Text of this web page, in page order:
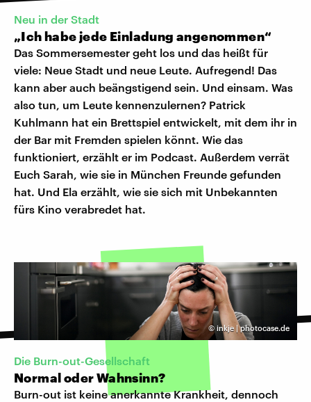
Neu in der Stadt
„Ich habe jede Einladung angenommen“
Das Sommersemester geht los und das heißt für
viele: Neue Stadt und neue Leute. Aufregend! Das
kann aber auch beängstigend sein. Und einsam. Was
also tun, um Leute kennenzulernen? Patrick
Kuhlmann hat ein Brettspiel entwickelt, mit dem ihr in
der Bar mit Fremden spielen könnt. Wie das
funktioniert, erzählt er im Podcast. Außerdem verrät
Euch Sarah, wie sie in München Freunde gefunden
hat. Und Ela erzählt, wie sie sich mit Unbekannten
fürs Kino verabredet hat.
© inkje | photocase.de
Die Burn-out-Gesellschaft
​Normal oder Wahnsinn?
Burn-out ist keine anerkannte Krankheit, dennoch